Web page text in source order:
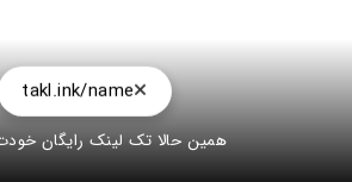
takl.ink/name
همین حالا تک لینک رایگان